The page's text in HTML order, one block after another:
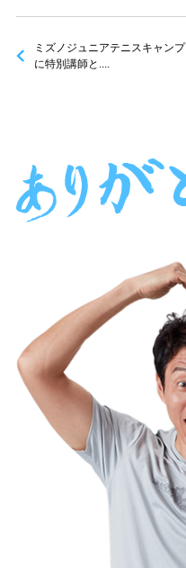
ミズノジュニアテニスキャンプ
に特別講師と....